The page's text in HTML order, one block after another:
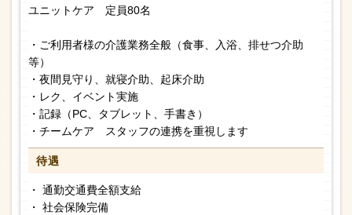
ユニットケア 定員80名
・ご利用者様の介護業務全般（食事、入浴、排せつ介助
等）
・夜間見守り、就寝介助、起床介助
・レク、イベント実施
・記録（PC、タブレット、手書き）
・チームケア スタッフの連携を重視します
待遇
・ 通勤交通費全額支給
・ 社会保険完備